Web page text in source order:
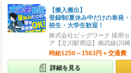
【搬入搬出】
登録制/夏休み中だけの単発
校生・大学生歓迎！
株式会社ビッグワーク 採用
ア【立川駅周辺】南武線(川
時給1250～1563円＋交通費
詳細を見る